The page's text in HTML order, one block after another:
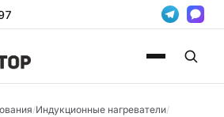
/Индукционные нагреватели/